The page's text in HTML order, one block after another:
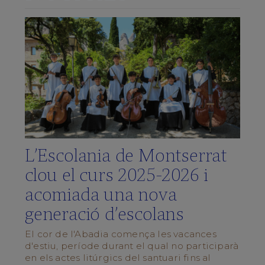
Música
La
Schola
Cantorum
Galeria
multimèdia
Quan
cantem?
L'ESCOLA
Centre
Integrat
Pla
d’estudis
Documents
del
centre
Blog
L’Escolania de Montserrat
clou el curs 2025‑2026 i
acomiada una nova
generació d’escolans
El cor de l'Abadia comença les vacances
d'estiu, període durant el qual no participarà
en els actes litúrgics del santuari fins al